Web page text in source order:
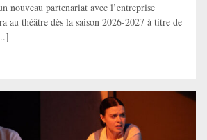
nouveau partenariat avec l’entreprise
au théâtre dès la saison 2026-2027 à titre de